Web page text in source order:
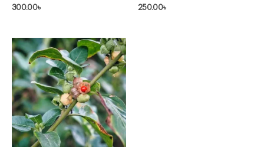
300.00৳ 250.00৳